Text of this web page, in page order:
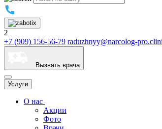
2
+7 (909) 156-56-79 raduzhnyy@narcolog-
Вызвать врача
Услуги
О нас
Акции
Фото